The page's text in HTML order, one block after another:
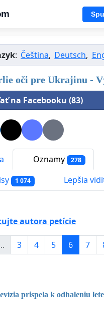
: Čeština, Deutsch,
oči pre Ukrajinu -
na Facebooku (83)
Oznamy 278
1 074 Lepšia
autora petície
3 4 5 6 7
prispela k odhaleniu